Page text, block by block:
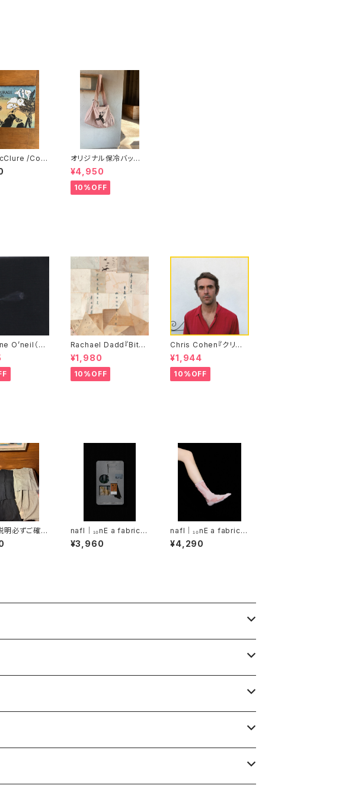
/Cour
Wall Cale
オリジナル保冷バッ
グ /yachiyo katsuy
ama イラスト
¥4,950
10%OFF
O’neil（タ
・オニール）
Rachael Dadd『Bite
The Mountain』 レイ
チェル・ダッド
¥1,980
10%OFF
Chris Cohen『クリス・
コーエン』
¥1,944
10%OFF
明必ずご確認
キッズトップ
ヂェン先生
nafl｜₁₀nE a fabric l
aboratory 荷 ソック
ス
¥3,960
nafl｜₁₀nE a fabric l
aboratory 鯨洋中ノ大
魚ナリ3/4ソックス
¥4,290